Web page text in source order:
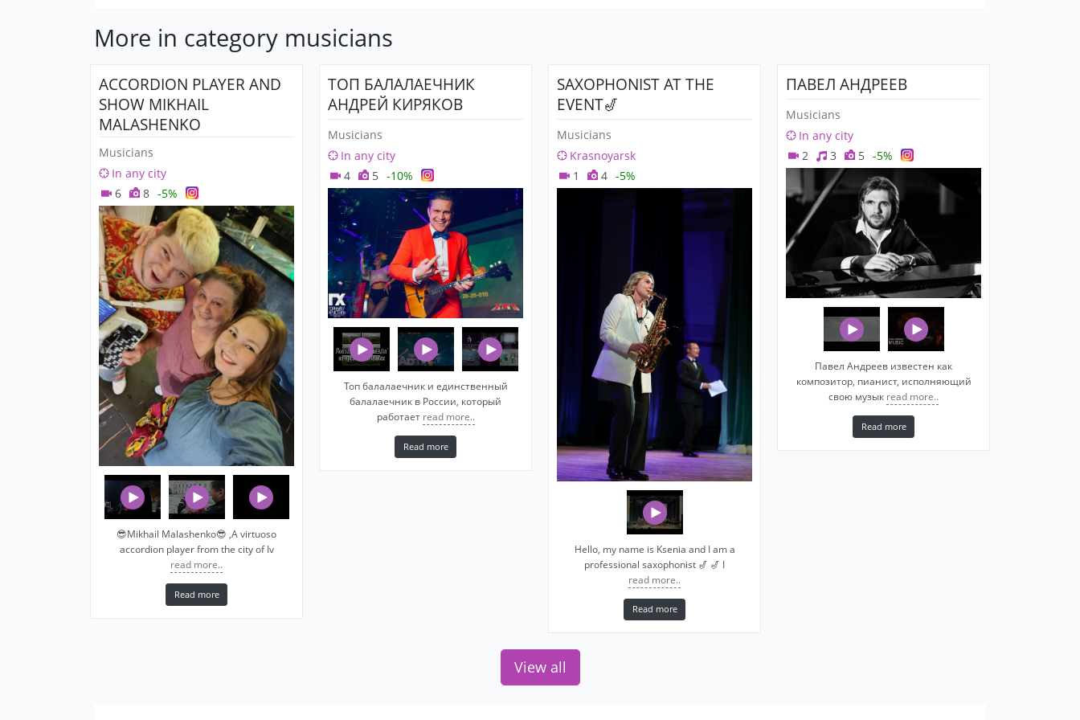
More in category musicians
ACCORDION PLAYER AND
SHOW MIKHAIL
MALASHENKO
Musicians
In any city
6
8 -5%
😎Mikhail Malashenko😎 ,A virtuoso
accordion player from the city of Iv
read more..
Read more
ТОП БАЛАЛАЕЧНИК
АНДРЕЙ КИРЯКОВ
Musicians
In any city
4
5 -10%
Топ балалаечник и единственный
балалаечник в России, который
работает read more..
Read more
SAXOPHONIST AT THE
EVENT🎷
Musicians
Krasnoyarsk
1
4 -5%
Hello, my name is Ksenia and I am a
professional saxophonist 🎷 🎷 I
read more..
Read more
ПАВЕЛ АНДРЕЕВ
Musicians
In any city
2
3 5 -5%
Павел Андреев известен как
композитор, пианист, исполняющий
свою музык read more..
Read more
View all